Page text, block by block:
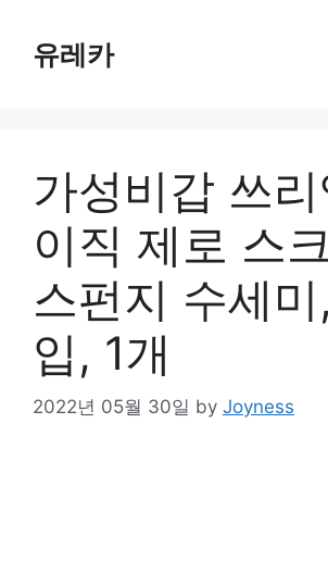
content유레카
가성비갑 쓰리
이직 제로 스
스펀지 수세
입, 1개
2022년 05월 30일 by Joyness